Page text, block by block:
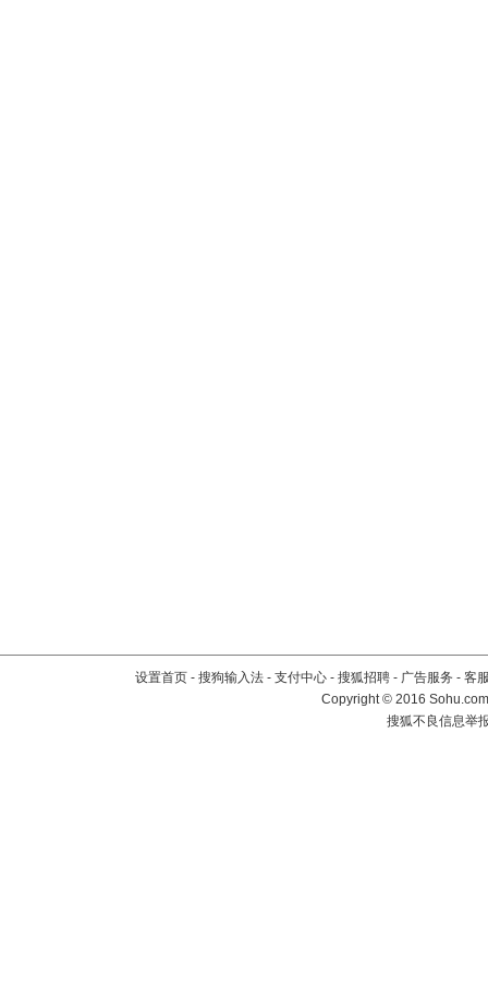
设置首页 - 搜狗输入法 - 支付中心 - 搜狐招聘 - 广告服务 - 客
Copyright©2016
搜狐不良信息举